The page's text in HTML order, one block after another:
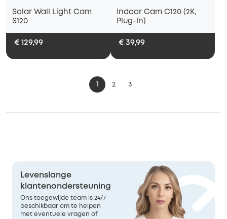
Solar Wall Light Cam
S120
€ 129,99
Indoor Cam C120 (2K,
Plug-In)
€ 39,99
1 2 3
Levenslange
klantenondersteuning
Ons toegewijde team is 24/7
beschikbaar om te helpen
met eventuele vragen of